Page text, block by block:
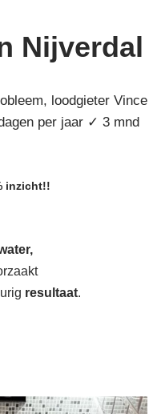
Nijverdal
loodgieter Vince
per jaar ✓ 3 mnd
inzicht!!
resultaat.